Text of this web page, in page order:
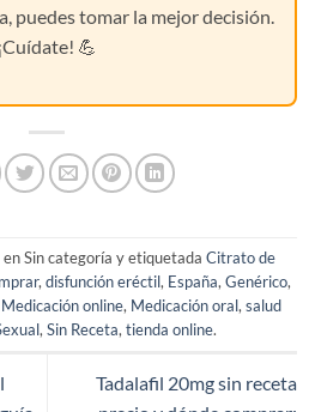
puedes tomar la mejor decisión.
¡Cuídate! 💪
Sin categoría y etiquetada Citrato de
,disfunción eréctil, España,Genérico,
Medicación online, Medicación oral,salud
,Sin Receta,tienda online.
Tadalafil 20mg sin receta